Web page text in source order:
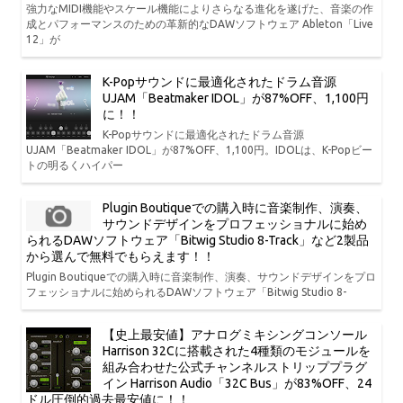
強力なMIDI機能やスケール機能によりさらなる進化を遂げた、音楽の作
成とパフォーマンスのための革新的なDAWソフトウェア Ableton「Live
12」が
K-Popサウンドに最適化されたドラム音源
UJAM「Beatmaker IDOL」が87%OFF、1,100円
に！！
K-Popサウンドに最適化されたドラム音源
UJAM「Beatmaker IDOL」が87%OFF、1,100円。IDOLは、K-Popビー
トの明るくハイパー
Plugin Boutiqueでの購入時に音楽制作、演奏、
サウンドデザインをプロフェッショナルに始め
られるDAWソフトウェア「Bitwig Studio 8-Track」など2製品
から選んで無料でもらえます！！
Plugin Boutiqueでの購入時に音楽制作、演奏、サウンドデザインをプロ
フェッショナルに始められるDAWソフトウェア「Bitwig Studio 8-
【史上最安値】アナログミキシングコンソール
Harrison 32Cに搭載された4種類のモジュールを
組み合わせた公式チャンネルストリッププラグ
イン Harrison Audio「32C Bus」が83%OFF、24
ドル圧倒的過去最安値に！！